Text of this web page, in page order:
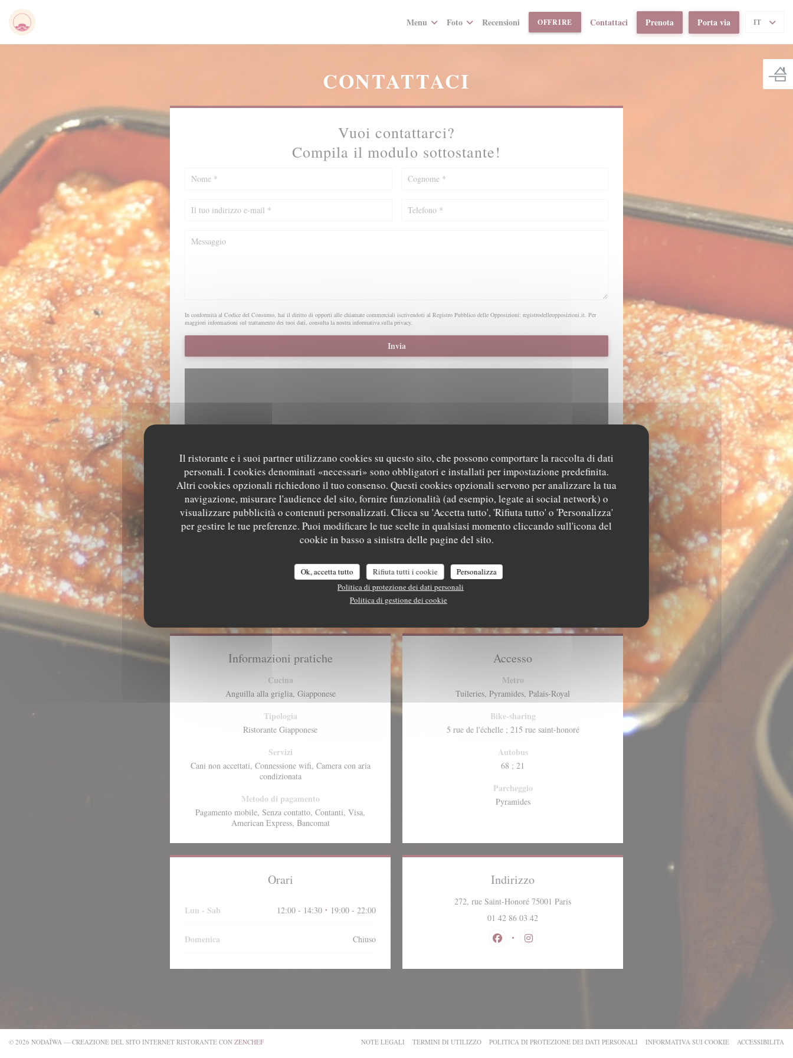
Il ristorante e i suoi partner utilizzano cookies su questo sito, che possono comportare la raccolta di dati
personali. I cookies denominati «necessari» sono obbligatori e installati per impostazione predefinita.
Altri cookies opzionali richiedono il tuo consenso. Questi cookies opzionali servono per analizzare la tua
navigazione, misurare l'audience del sito, fornire funzionalità (ad esempio, legate ai social network) o
visualizzare pubblicità o contenuti personalizzati. Clicca su 'Accetta tutto', 'Rifiuta tutto' o 'Personalizza'
per gestire le tue preferenze. Puoi modificare le tue scelte in qualsiasi momento cliccando sull'icona del
cookie in basso a sinistra delle pagine del sito.
Ok, accetta tutto Rifiuta tutti i cookie
Personalizza
Politica di protezione dei dati personali
Politica di gestione dei cookie
Menu Foto Recensioni OFFRIRE ((APRE UNA NUOVA FINESTRA))
Contattaci Prenota Porta via IT
CONTATTACI
Vuoi contattarci?
Compila il modulo sottostante!
In conformità al Codice del Consumo, hai il diritto di opporti alle chiamate commerciali iscrivendoti al Registro Pubblico delle Opposizioni: registrodelleopposizioni.it. Per
maggiori informazioni sul trattamento dei tuoi dati, consulta la nostra informativa sulla privacy.
Per visualizzare la mappa interattiva Waze, devi accettare i cookie di Waze Map (Google). Questi cookie possono raccogliere dati di navigazione e
localizzazione.
Consenti
Informazioni pratiche
Cucina
Anguilla alla griglia, Giapponese
Tipologia
Ristorante Giapponese
Servizi
Cani non accettati, Connessione wifi, Camera con aria
condizionata
Metodo di pagamento
Pagamento mobile, Senza contatto, Contanti, Visa,
American Express, Bancomat
Accesso
Metro
Tuileries, Pyramides, Palais-Royal
Bike-sharing
5 rue de l'échelle ; 215 rue saint-honoré
Autobus
68 ; 21
Parcheggio
Pyramides
Orari
Lun - Sab 12:00 - 14:30 • 19:00 - 22:00
Domenica Chiuso
Indirizzo
272, rue Saint-Honoré 75001 Paris((apre una nuova finestra))
01 42 86 03 42
Facebook ((apre una nuova finestra))
Instagram ((apre una nuova finestra))
© 2026 NODAÏWA — CREAZIONE DEL SITO INTERNET RISTORANTE CON ZENCHEF((APRE UNA NUOVA FINESTRA))NOTE LEGALI ((APRE UNA NUOVA FINESTRA))
TERMINI DI UTILIZZO((APRE UNA NUOVA FINESTRA))
POLITICA DI PROTEZIONE DEI DATI PERSONALI ((APRE UNA NUOVA FINESTRA))
INFORMATIVA SUI COOKIE((APRE UNA NUOVA
ACCESSIBILITA